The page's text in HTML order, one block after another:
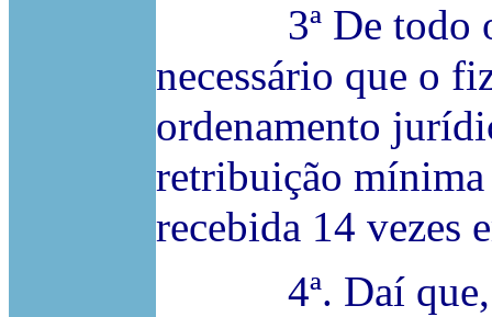
3ª De todo o
necessário que o
ordenamento
retribuição mínima
recebida 14 vezes
4ª. Daí que,